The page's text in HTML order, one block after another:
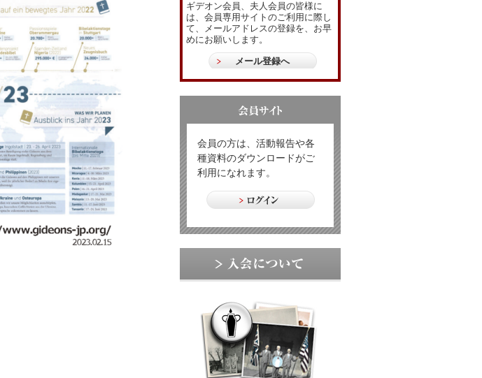
ギデオン会員、夫人会員の皆様に
は、会員専用サイトのご利用に際し
て、メールアドレスの登録を、お早
めにお願いします。
メール登録へ
会員の方は、活動報告や各
種資料のダウンロードがご
利用になれます。